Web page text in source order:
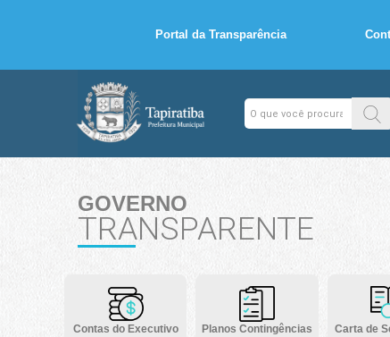
Portal da Transparência
GOVERNO
TRANSPARENTE
Contas do Executivo
Planos Contingências
Carta de